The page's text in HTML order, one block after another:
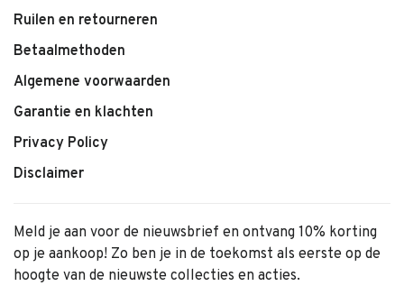
Ruilen en retourneren
Betaalmethoden
Algemene voorwaarden
Garantie en klachten
Privacy Policy
Disclaimer
Meld je aan voor de nieuwsbrief en ontvang 10% korting
op je aankoop! Zo ben je in de toekomst als eerste op de
hoogte van de nieuwste collecties en acties.